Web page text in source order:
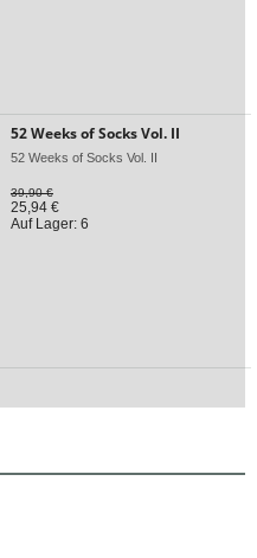
52 Weeks of Socks Vol. II
52 Weeks of Socks Vol. II
39,90 €
25,94 €
Auf Lager: 6